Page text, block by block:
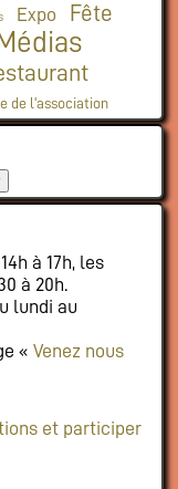
Expo Fête
Médias
de l'association
à 17h, les
à 20h.
lundi au
« Venez nous
et participer